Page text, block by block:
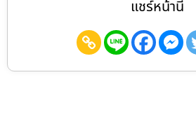
แชร์หน้านี้